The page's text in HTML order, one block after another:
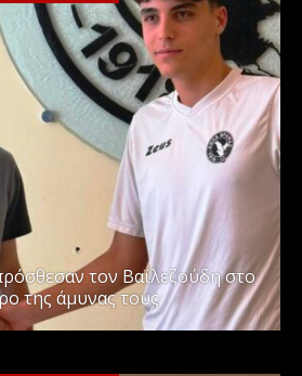
τον Βαϊλεζούδη στο
της άμυνας τους